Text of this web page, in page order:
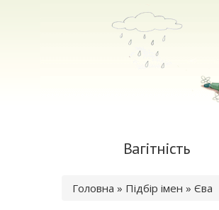
Вагітність
Ви є тут
Головна » Підбір імен » Єва